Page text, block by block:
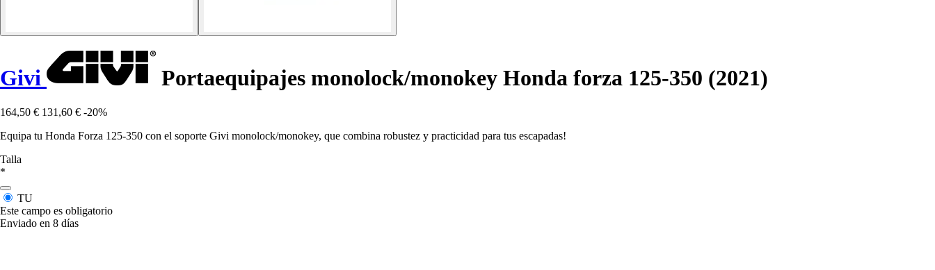
Givi Portaequipajes monolock/monokey Honda forza 125-350 (2021)
164,50 € 131,60 € -20%
Equipa tu Honda Forza 125-350 con el soporte Givi monolock/monokey, que combina robustez y practicidad para tus escapadas!
Talla
*
TU
Este campo es obligatorio
Enviado en 8 días